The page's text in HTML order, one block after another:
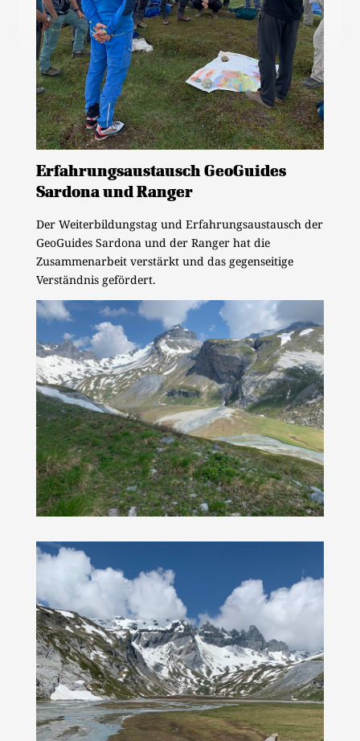
Erfahrungsaustausch GeoGuides
Sardona und Ranger
Der Weiterbildungstag und Erfahrungsaustausch der
GeoGuides Sardona und der Ranger hat die
Zusammenarbeit verstärkt und das gegenseitige
Verständnis gefördert.